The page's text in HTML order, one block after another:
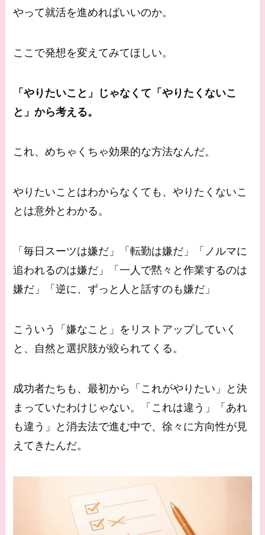
やって就活を進めればいいのか。
ここで発想を変えてみてほしい。
「やりたいこと」じゃなくて「やりたくないこ
と」から考える。
これ、めちゃくちゃ効果的な方法なんだ。
やりたいことはわからなくても、やりたくないこ
とは意外とわかる。
「毎日スーツは嫌だ」「転勤は嫌だ」「ノルマに
追われるのは嫌だ」「一人で黙々と作業するのは
嫌だ」「逆に、ずっと人と話すのも嫌だ」
こういう「嫌なこと」をリストアップしていく
と、自然と選択肢が絞られてくる。
成功者たちも、最初から「これがやりたい」と決
まっていたわけじゃない。「これは違う」「あれ
も違う」と消去法で進む中で、徐々に方向性が見
えてきたんだ。